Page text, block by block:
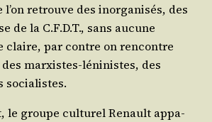
l’on retrouve des inor­ga­ni­sés, des
de la C.F.D.T., sans aucune
claire, par contre on ren­contre
mar­xistes-léni­nistes, des
socialistes.
le groupe cultu­rel Renault appa­